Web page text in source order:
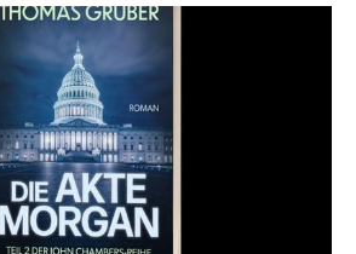
Minivans hupen, Teenager